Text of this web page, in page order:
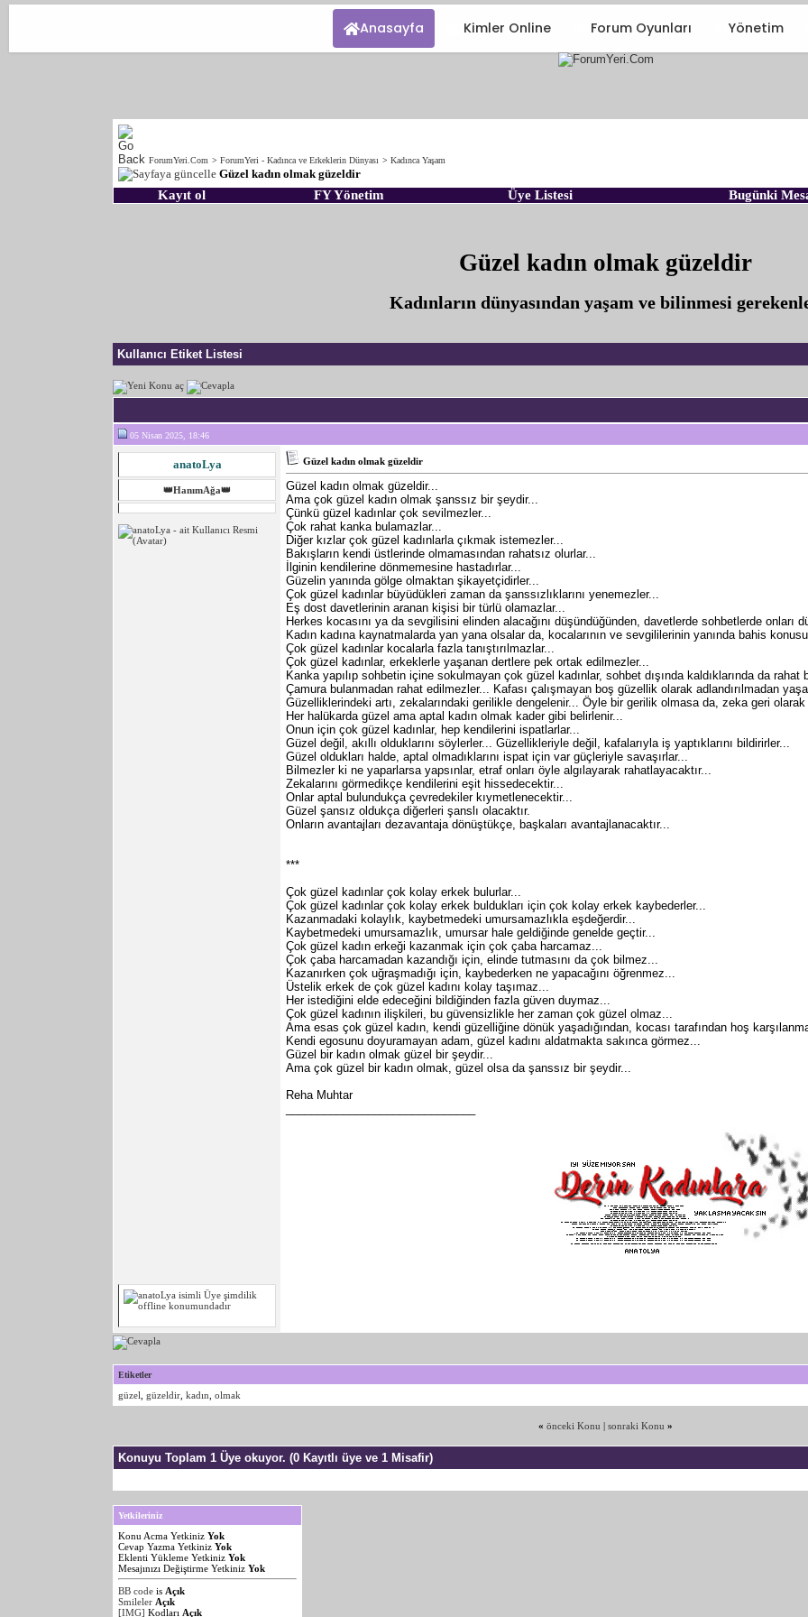
Anasayfa Kimler Online Forum Oyunları Yönetim
ForumYeri.Com >ForumYeri - Kadınca ve Erkeklerin Dünyası >Kadınca Yaşam
Güzel kadın olmak güzeldir
Kayıt ol FY Yönetim Üye Listesi Bugünki
Güzel kadın olmak güzeldir
Kadınların dünyasından yaşam ve bilinmesi
Kullanıcı Etiket Listesi
05 Nisan 2025, 18:46
anatoLya
👑HanımAğa👑
Güzel kadın olmak güzeldir
Güzel kadın olmak güzeldir...
Ama çok güzel kadın olmak şanssız bir şeydir...
Çünkü güzel kadınlar çok sevilmezler...
Çok rahat kanka bulamazlar...
Diğer kızlar çok güzel kadınlarla çıkmak istemezler...
Bakışların kendi üstlerinde olmamasından rahatsız olurlar...
İlginin kendilerine dönmemesine hastadırlar...
Güzelin yanında gölge olmaktan şikayetçidirler...
Çok güzel kadınlar büyüdükleri zaman da şanssızlıklarını yenemezler...
Eş dost davetlerinin aranan kişisi bir türlü olamazlar...
Herkes kocasını ya da sevgilisini elinden alacağını düşündüğünden, davetlerde sohbetlerde onları
Kadın kadına kaynatmalarda yan yana olsalar da, kocalarının ve sevgililerinin yanında bahis
Çok güzel kadınlar kocalarla fazla tanıştırılmazlar...
Çok güzel kadınlar, erkeklerle yaşanan dertlere pek ortak edilmezler...
Kanka yapılıp sohbetin içine sokulmayan çok güzel kadınlar, sohbet dışında kaldıklarında da rahat
Çamura bulanmadan rahat edilmezler... Kafası çalışmayan boş güzellik olarak adlandırılmadan
Güzelliklerindeki artı, zekalarındaki gerilikle dengelenir... Öyle bir gerilik olmasa da, zeka geri
Her halükarda güzel ama aptal kadın olmak kader gibi belirlenir...
Onun için çok güzel kadınlar, hep kendilerini ispatlarlar...
Güzel değil, akıllı olduklarını söylerler... Güzellikleriyle değil, kafalarıyla iş yaptıklarını bildirirler...
Güzel oldukları halde, aptal olmadıklarını ispat için var güçleriyle savaşırlar...
Bilmezler ki ne yaparlarsa yapsınlar, etraf onları öyle algılayarak rahatlayacaktır...
Zekalarını görmedikçe kendilerini eşit hissedecektir...
Onlar aptal bulundukça çevredekiler kıymetlenecektir...
Güzel şansız oldukça diğerleri şanslı olacaktır.
Onların avantajları dezavantaja dönüştükçe, başkaları avantajlanacaktır...
***
Çok güzel kadınlar çok kolay erkek bulurlar...
Çok güzel kadınlar çok kolay erkek buldukları için çok kolay erkek kaybederler...
Kazanmadaki kolaylık, kaybetmedeki umursamazlıkla eşdeğerdir...
Kaybetmedeki umursamazlık, umursar hale geldiğinde genelde geçtir...
Çok güzel kadın erkeği kazanmak için çok çaba harcamaz...
Çok çaba harcamadan kazandığı için, elinde tutmasını da çok bilmez...
Kazanırken çok uğraşmadığı için, kaybederken ne yapacağını öğrenmez...
Üstelik erkek de çok güzel kadını kolay taşımaz...
Her istediğini elde edeceğini bildiğinden fazla güven duymaz...
Çok güzel kadının ilişkileri, bu güvensizlikle her zaman çok güzel olmaz...
Ama esas çok güzel kadın, kendi güzelliğine dönük yaşadığından, kocası tarafından hoş
Kendi egosunu doyuramayan adam, güzel kadını aldatmakta sakınca görmez...
Güzel bir kadın olmak güzel bir şeydir...
Ama çok güzel bir kadın olmak, güzel olsa da şanssız bir şeydir...
Reha Muhtar
Etiketler
güzel ,güzeldir ,kadın ,olmak
« önceki Konu |sonraki Konu »
Konuyu Toplam 1 Üye okuyor.(0 Kayıtlı üye ve 1 Misafir)
Yetkileriniz
Konu Acma YetkinizYok
Cevap Yazma YetkinizYok
Eklenti Yükleme YetkinizYok
Mesajınızı Değiştirme YetkinizYok
BB code is Açık
Smileler Açık
[IMG] Kodları Açık